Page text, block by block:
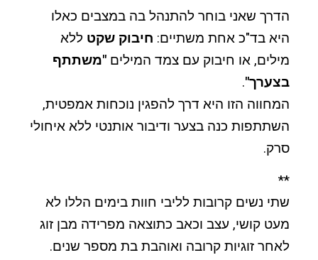
הדרך שאני בוחר להתנהל בה במצבים כאלו
היא בד"כ אחת משתיים: חיבוק שקט ללא
מילים, או חיבוק עם צמד המילים "משתתף
בצערך".
המחווה הזו היא דרך להפגין נוכחות אמפטית,
השתתפות כנה בצער ודיבור אותנטי ללא איחולי
סרק.
**
שתי נשים קרובות לליבי חוות בימים הללו לא
מעט קושי, עצב וכאב כתוצאה מפרידה מבן זוג
לאחר זוגיות קרובה ואוהבת בת מספר שנים.